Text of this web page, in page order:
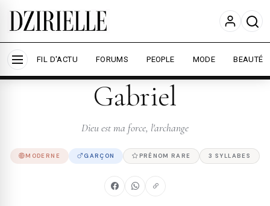
Nous utilisons des cookies pour améliorer votre
expérience et mesurer l'audience.
En savoir plus
Accepter tout Personnaliser
FIL D'ACTU FORUMS PEOPLE MODE BEAUTÉ
Gabriel
Dieu est ma force, l'archange
MODERNE GARÇON PRÉNOM RARE 3 SYLLABES